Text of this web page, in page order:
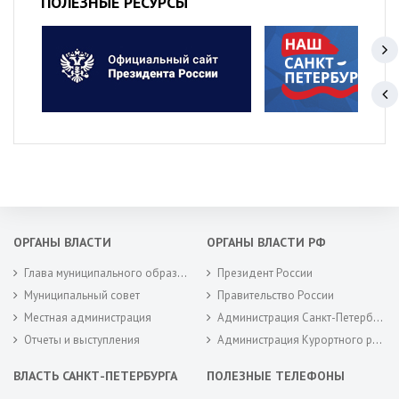
ОРГАНЫ ВЛАСТИ
Глава муниципального образования
Муниципальный совет
Местная администрация
Отчеты и выступления
ОРГАНЫ ВЛАСТИ РФ
Президент России
Правительство России
Администрация Санкт-Петербурга
Администрация Курортного района Санкт-Петербурга
ВЛАСТЬ САНКТ-ПЕТЕРБУРГА ПОЛЕЗНЫЕ ТЕЛЕФОНЫ